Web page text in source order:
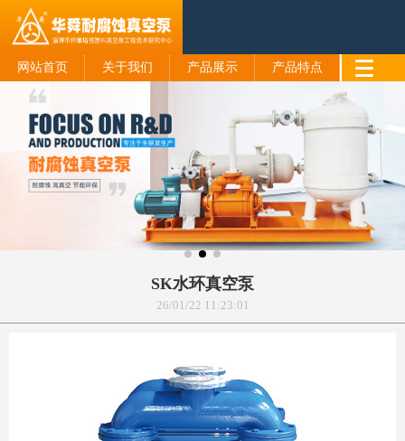
网站首页 关于我们 产品展示 产品特点
SK水环真空泵
26/01/22 11:23:01